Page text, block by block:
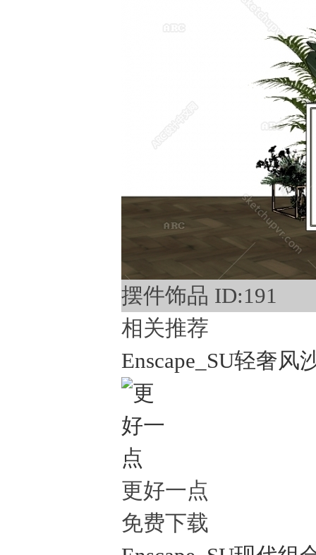
摆件饰品 ID:191
相关推荐
Enscape_SU轻奢风
更好一点
免费下载